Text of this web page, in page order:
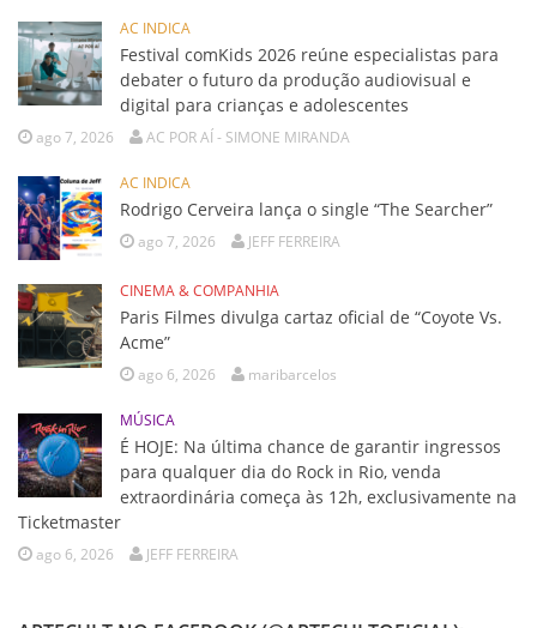
AC INDICA
Festival comKids 2026 reúne especialistas para
debater o futuro da produção audiovisual e
digital para crianças e adolescentes
ago 7, 2026 AC POR AÍ - SIMONE MIRANDA
AC INDICA
Rodrigo Cerveira lança o single “The Searcher”
ago 7, 2026 JEFF FERREIRA
CINEMA & COMPANHIA
Paris Filmes divulga cartaz oficial de “Coyote Vs.
Acme”
ago 6, 2026 maribarcelos
MÚSICA
É HOJE: Na última chance de garantir ingressos
para qualquer dia do Rock in Rio, venda
extraordinária começa às 12h, exclusivamente na
Ticketmaster
ago 6, 2026 JEFF FERREIRA